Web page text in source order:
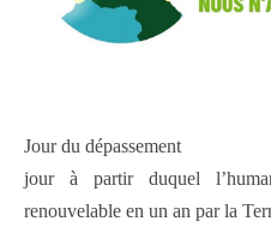
Jour du dépassement
jour à partir duquel
renouvelable en un an par la